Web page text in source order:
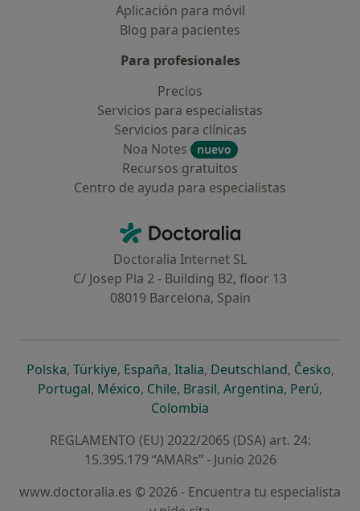
Aplicación para móvil
Blog para pacientes
Para profesionales
Precios
Servicios para especialistas
Servicios para clínicas
Noa Notes
nuevo
Recursos gratuitos
Centro de ayuda para especialistas
Doctoralia - Página de inicio
Doctoralia Internet SL
C/ Josep Pla 2 - Building B2, floor 13
08019 Barcelona, Spain
Polskase abre en una nueva pestaña
, Türkiyese abre en una nueva pestaña
, Españase abre en una nueva pestaña
, Italiase abre en una nueva
, Deutschlandse abre en
, Českose
,
Portugalse abre en una nueva pestaña
, Méxicose abre en una nueva pestaña
, Chilese abre en una nueva pestaña
, Brasilse abre en una nueva
, Argentinase abre en
, Perúse
,
Colombia
REGLAMENTO (EU) 2022/2065 (DSA) art. 24:
15.395.179 “AMARs” - Junio 2026
www.doctoralia.es © 2026 - Encuentra tu especialista